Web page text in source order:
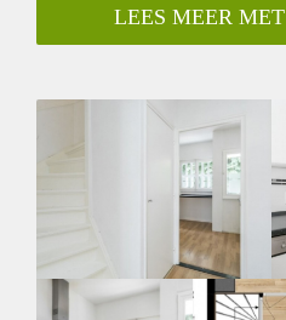
Garantiestelling mogelijk: Nee
Borg: 1 Maand
Huisdieren toegestaan:
Huurtoeslag grens: Ja
Geschikt voor studenten:
LEES MEER